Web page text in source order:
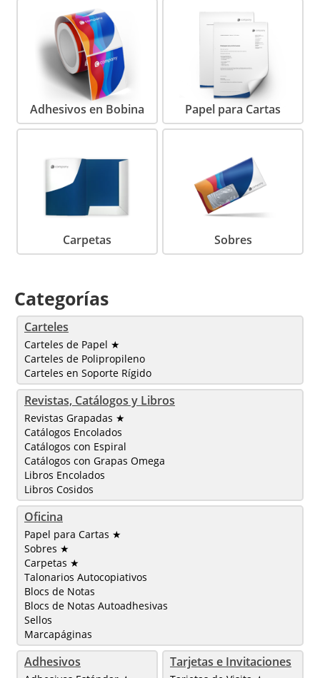
Adhesivos en Bobina Papel para Cartas
Carpetas Sobres
Categorías
Carteles
Carteles de Papel ★
Carteles de Polipropileno
Carteles en Soporte Rígido
Revistas, Catálogos y Libros
Revistas Grapadas ★
Catálogos Encolados
Catálogos con Espiral
Catálogos con Grapas Omega
Libros Encolados
Libros Cosidos
Oficina
Papel para Cartas ★
Sobres ★
Carpetas ★
Talonarios Autocopiativos
Blocs de Notas
Blocs de Notas Autoadhesivas
Sellos
Marcapáginas
Adhesivos Tarjetas e Invitaciones